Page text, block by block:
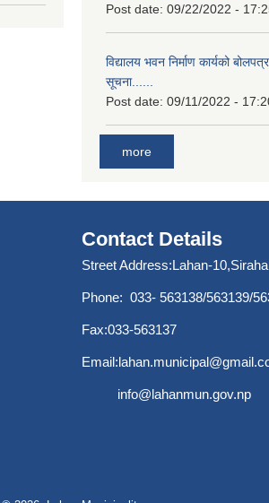
Post date: 09/22/2022 -
विद्यालय भवन निर्माण कार्यको
सूचना......
Post date: 09/11/2022 -
more
Contact Details
Street Address:Lahan-10,Siraha
Phone: 033- 563138/563139/
Fax:033-563137
Email:
info@lahanmun.gov.np